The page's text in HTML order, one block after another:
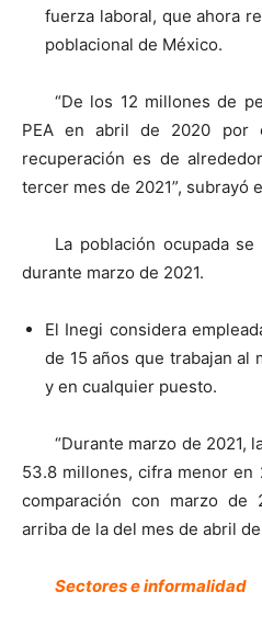
fuerza laboral, que ahora
poblacional de México.
“De los 12 millones de
PEA en abril de 2020 por
recuperación es de
tercer mes de 2021”, subrayó
La población ocupada
durante marzo de 2021.
El Inegi considera
de 15 años que trabajan al
y en cualquier puesto.
“Durante marzo de 2021,
53.8 millones, cifra menor en
comparación con marzo
arriba de la del mes de abril
Sectores e informalidad